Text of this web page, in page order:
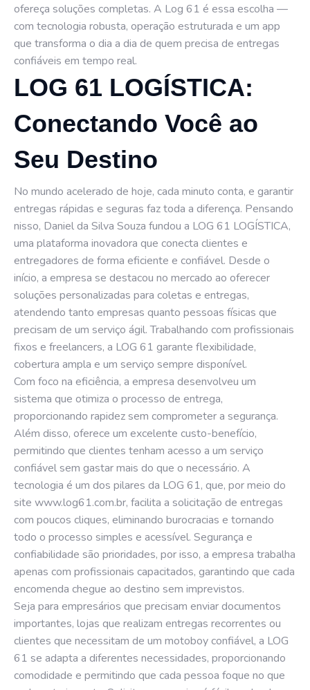
ofereça soluções completas. A Log 61 é essa escolha —
com tecnologia robusta, operação estruturada e um app
que transforma o dia a dia de quem precisa de entregas
confiáveis em tempo real.
LOG 61 LOGÍSTICA:
Conectando Você ao
Seu Destino
No mundo acelerado de hoje, cada minuto conta, e garantir
entregas rápidas e seguras faz toda a diferença. Pensando
nisso, Daniel da Silva Souza fundou a LOG 61 LOGÍSTICA,
uma plataforma inovadora que conecta clientes e
entregadores de forma eficiente e confiável. Desde o
início, a empresa se destacou no mercado ao oferecer
soluções personalizadas para coletas e entregas,
atendendo tanto empresas quanto pessoas físicas que
precisam de um serviço ágil. Trabalhando com profissionais
fixos e freelancers, a LOG 61 garante flexibilidade,
cobertura ampla e um serviço sempre disponível.
Com foco na eficiência, a empresa desenvolveu um
sistema que otimiza o processo de entrega,
proporcionando rapidez sem comprometer a segurança.
Além disso, oferece um excelente custo-benefício,
permitindo que clientes tenham acesso a um serviço
confiável sem gastar mais do que o necessário. A
tecnologia é um dos pilares da LOG 61, que, por meio do
site www.log61.com.br, facilita a solicitação de entregas
com poucos cliques, eliminando burocracias e tornando
todo o processo simples e acessível. Segurança e
confiabilidade são prioridades, por isso, a empresa trabalha
apenas com profissionais capacitados, garantindo que cada
encomenda chegue ao destino sem imprevistos.
Seja para empresários que precisam enviar documentos
importantes, lojas que realizam entregas recorrentes ou
clientes que necessitam de um motoboy confiável, a LOG
61 se adapta a diferentes necessidades, proporcionando
comodidade e permitindo que cada pessoa foque no que